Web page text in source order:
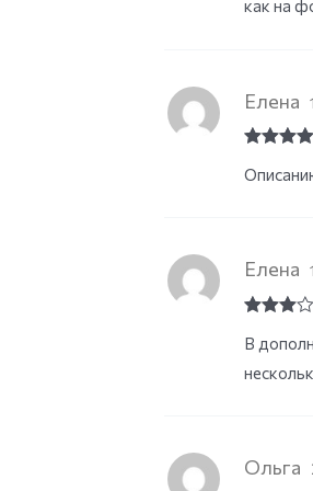
как на
of 5
Елена
out of
Елена
В
Ольга